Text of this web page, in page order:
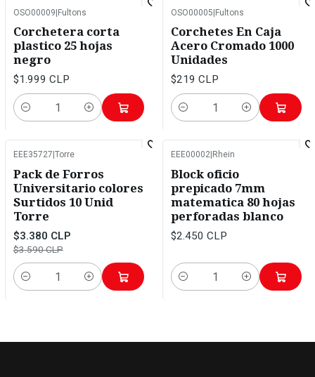
OSO00009 Fultons
Corchetera corta
plastico 25 hojas
negro
$1.999 CLP
Cantidad
OSO00005 Fultons
Corchetes En Caja
Acero Cromado 1000
Unidades
$219 CLP
Cantidad
EEE35727 Torre
Pack de Forros
Universitario colores
Surtidos 10 Unid
Torre
$3.380 CLP
$3.590 CLP
Cantidad
EEE00002 Rhein
Block oficio
prepicado 7mm
matematica 80 hojas
perforadas blanco
$2.450 CLP
Cantidad